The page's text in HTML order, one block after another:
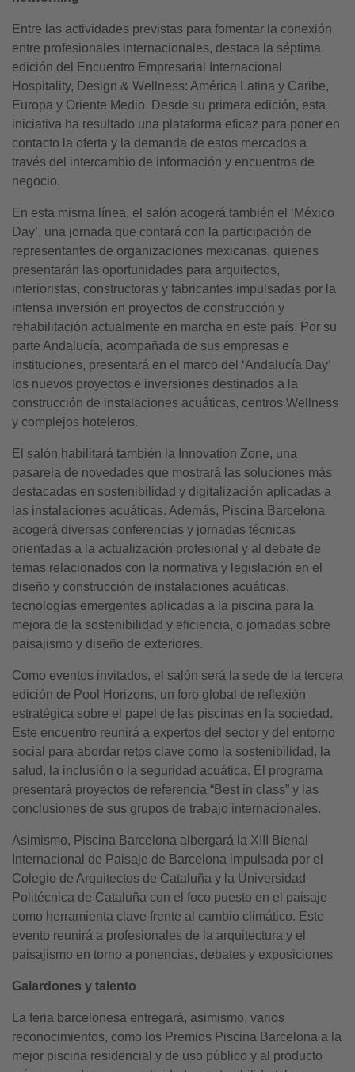
Entre las actividades previstas para fomentar la conexión
entre profesionales internacionales, destaca la séptima
edición del Encuentro Empresarial Internacional
Hospitality, Design & Wellness: América Latina y Caribe,
Europa y Oriente Medio. Desde su primera edición, esta
iniciativa ha resultado una plataforma eficaz para poner en
contacto la oferta y la demanda de estos mercados a
través del intercambio de información y encuentros de
negocio.
En esta misma línea, el salón acogerá también el ‘México
Day’, una jornada que contará con la participación de
representantes de organizaciones mexicanas, quienes
presentarán las oportunidades para arquitectos,
interioristas, constructoras y fabricantes impulsadas por la
intensa inversión en proyectos de construcción y
rehabilitación actualmente en marcha en este país. Por su
parte Andalucía, acompañada de sus empresas e
instituciones, presentará en el marco del ‘Andalucía Day’
los nuevos proyectos e inversiones destinados a la
construcción de instalaciones acuáticas, centros Wellness
y complejos hoteleros.
El salón habilitará también la Innovation Zone, una
pasarela de novedades que mostrará las soluciones más
destacadas en sostenibilidad y digitalización aplicadas a
las instalaciones acuáticas. Además, Piscina Barcelona
acogerá diversas conferencias y jornadas técnicas
orientadas a la actualización profesional y al debate de
temas relacionados con la normativa y legislación en el
diseño y construcción de instalaciones acuáticas,
tecnologías emergentes aplicadas a la piscina para la
mejora de la sostenibilidad y eficiencia, o jornadas sobre
paisajismo y diseño de exteriores.
Como eventos invitados, el salón será la sede de la tercera
edición de Pool Horizons, un foro global de reflexión
estratégica sobre el papel de las piscinas en la sociedad.
Este encuentro reunirá a expertos del sector y del entorno
social para abordar retos clave como la sostenibilidad, la
salud, la inclusión o la seguridad acuática. El programa
presentará proyectos de referencia “Best in class” y las
conclusiones de sus grupos de trabajo internacionales.
Asimismo, Piscina Barcelona albergará la XIII Bienal
Internacional de Paisaje de Barcelona impulsada por el
Colegio de Arquitectos de Cataluña y la Universidad
Politécnica de Cataluña con el foco puesto en el paisaje
como herramienta clave frente al cambio climático. Este
evento reunirá a profesionales de la arquitectura y el
paisajismo en torno a ponencias, debates y exposiciones
Galardones y talento
La feria barcelonesa entregará, asimismo, varios
reconocimientos, como los Premios Piscina Barcelona a la
mejor piscina residencial y de uso público y al producto